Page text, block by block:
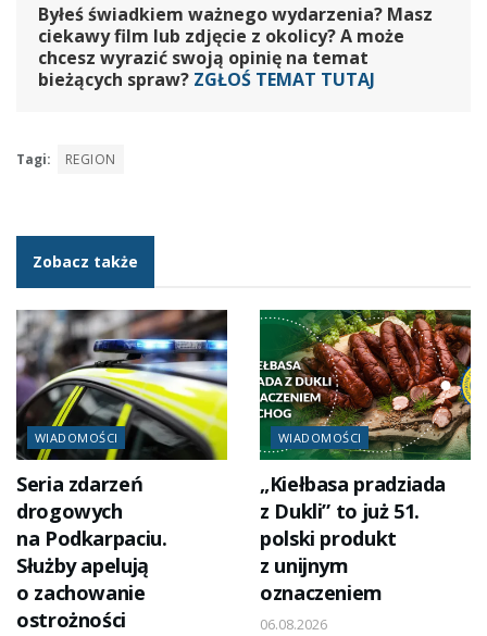
Byłeś świadkiem ważnego wydarzenia? Masz
ciekawy film lub zdjęcie z okolicy? A może
chcesz wyrazić swoją opinię na temat
bieżących spraw? ZGŁOŚ TEMAT TUTAJ
Tagi: REGION
Zobacz także
WIADOMOŚCI
Seria zdarzeń
drogowych
na Podkarpaciu.
Służby apelują
o zachowanie
ostrożności
WIADOMOŚCI
„Kiełbasa pradziada
z Dukli” to już 51.
polski produkt
z unijnym
oznaczeniem
06.08.2026